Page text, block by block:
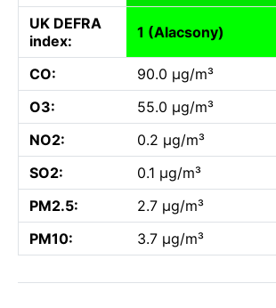
UK DEFRA
index:
1 (Alacsony)
CO:
90.0 µg/m³
O3:
55.0 µg/m³
NO2:
0.2 µg/m³
SO2:
0.1 µg/m³
PM2.5:
2.7 µg/m³
PM10:
3.7 µg/m³